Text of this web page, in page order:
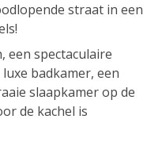
straat in een
een spectaculaire
badkamer, een
slaapkamer op de
de kachel is